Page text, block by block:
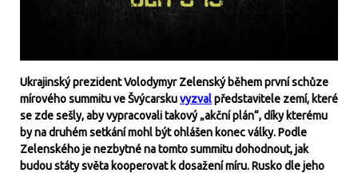
Ukrajinský prezident Volodymyr Zelenský během první schůze
mírového summitu ve Švýcarskuvyzvalpředstavitele zemí, které
se zde sešly, aby vypracovali takový „akční plán“, díky kterému
by na druhém setkání mohl být ohlášen konec války. Podle
Zelenského je nezbytné na tomto summitu dohodnout, jak
budou státy světa kooperovat k dosažení míru. Rusko dle jeho